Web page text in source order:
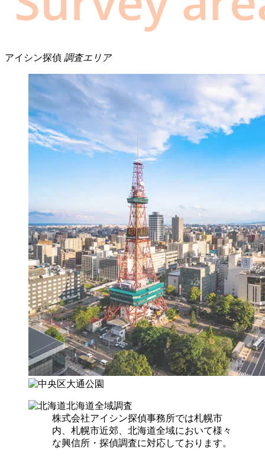
アイシン探偵 調査エリア
北海道全域調査
株式会社アイシン探偵事務所では札幌市
内、札幌市近郊、北海道全域において様々
な興信所・探偵調査に対応しております。